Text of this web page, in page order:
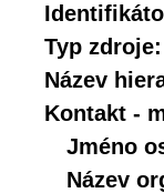
Typ zdroje:
Název
Kontakt -
Jméno
Název